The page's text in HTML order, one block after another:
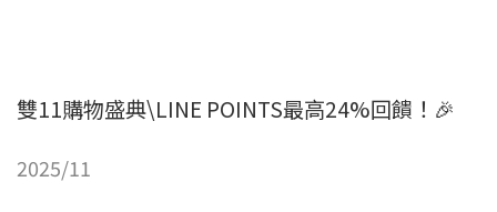
雙11購物盛典\LINE POINTS最高24%回饋！🎉
2025/11